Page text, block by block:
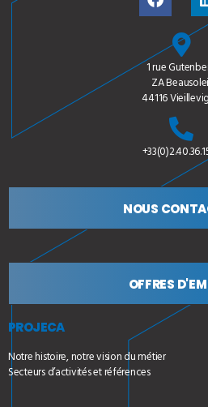
1 rue
ZA
44116
NOUS
OFFRES
PROJECA
Notre histoire, notre vision du métier
Secteurs d’activités et références